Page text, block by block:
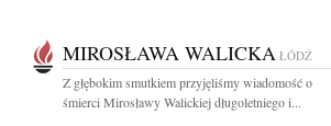
MIROSŁAWA WALICKA ŁÓDŹ
Z głębokim smutkiem przyjęliśmy wiadomość o
śmierci Mirosławy Walickiej długoletniego i...